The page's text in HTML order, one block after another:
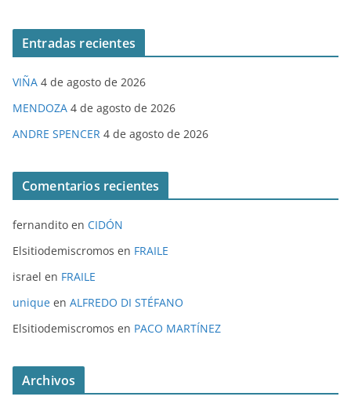
Entradas recientes
VIÑA 4 de agosto de 2026
MENDOZA 4 de agosto de 2026
ANDRE SPENCER 4 de agosto de 2026
Comentarios recientes
fernandito en CIDÓN
Elsitiodemiscromos en FRAILE
israel en FRAILE
unique en ALFREDO DI STÉFANO
Elsitiodemiscromos en PACO MARTÍNEZ
Archivos